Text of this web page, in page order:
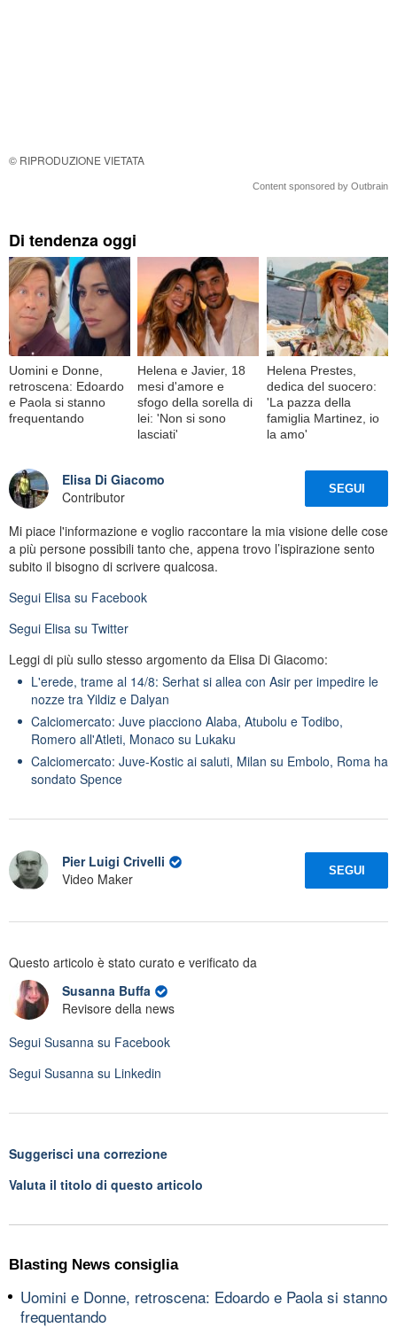
© RIPRODUZIONE VIETATA
Content sponsored by Outbrain
Di tendenza oggi
Uomini e Donne,
retroscena: Edoardo
e Paola si stanno
frequentando
Helena e Javier, 18
mesi d'amore e
sfogo della sorella di
lei: 'Non si sono
lasciati'
Helena Prestes,
dedica del suocero:
'La pazza della
famiglia Martinez, io
la amo'
Elisa Di Giacomo
Contributor
SEGUI
Mi piace l'informazione e voglio raccontare la mia visione delle cose
a più persone possibili tanto che, appena trovo l’ispirazione sento
subito il bisogno di scrivere qualcosa.
Segui Elisa su Facebook
Segui Elisa su Twitter
Leggi di più sullo stesso argomento da Elisa Di Giacomo:
L'erede, trame al 14/8: Serhat si allea con Asir per impedire le
nozze tra Yildiz e Dalyan
Calciomercato: Juve piacciono Alaba, Atubolu e Todibo,
Romero all'Atleti, Monaco su Lukaku
Calciomercato: Juve-Kostic ai saluti, Milan su Embolo, Roma ha
sondato Spence
Pier Luigi Crivelli
Video Maker
SEGUI
Questo articolo è stato curato e verificato da
Susanna Buffa
Revisore della news
Segui Susanna su Facebook
Segui Susanna su Linkedin
Suggerisci una correzione
Valuta il titolo di questo articolo
Blasting News consiglia
Uomini e Donne, retroscena: Edoardo e Paola si stanno
frequentando